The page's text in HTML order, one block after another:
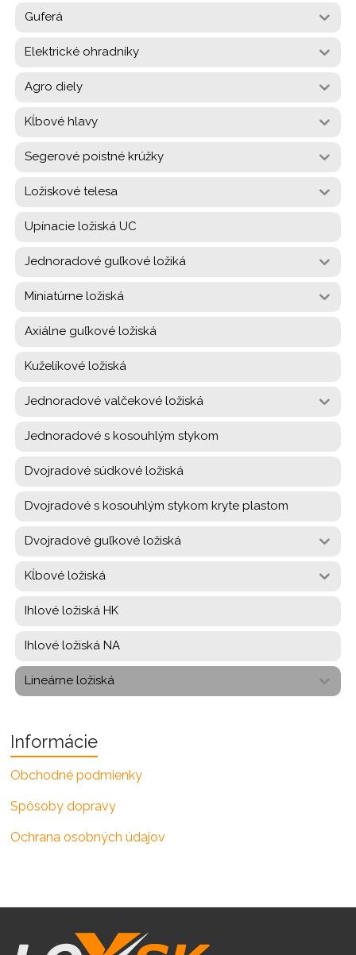
Guferá
Elektrické ohradníky
Agro diely
Kĺbové hlavy
Segerové poistné krúžky
Ložiskové telesa
Upínacie ložiská UC
Jednoradové guľkové ložiká
Miniatúrne ložiská
Axiálne guľkové ložiská
Kuželíkové ložiská
Jednoradové valčekové ložiská
Jednoradové s kosouhlým stykom
Dvojradové súdkové ložiská
Dvojradové s kosouhlým stykom kryte plastom
Dvojradové guľkové ložiská
Kĺbové ložiská
Ihlové ložiská HK
Ihlové ložiská NA
Lineárne ložiská
Informácie
Obchodné podmienky
Spôsoby dopravy
Ochrana osobných údajov